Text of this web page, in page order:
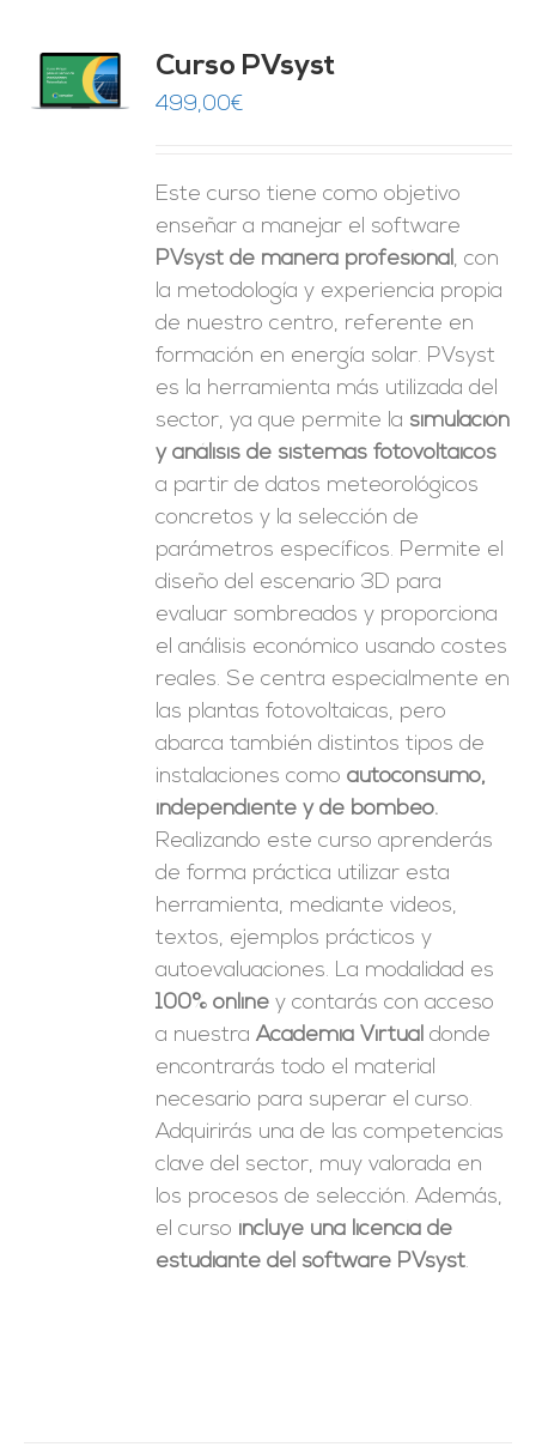
Curso PVsyst
499,00€
Este curso tiene como objetivo
enseñar a manejar el software
PVsyst de manera profesional, con
la metodología y experiencia propia
de nuestro centro, referente en
formación en energía solar. PVsyst
es la herramienta más utilizada del
sector, ya que permite la simulación
y análisis de sistemas fotovoltaicos
a partir de datos meteorológicos
concretos y la selección de
parámetros específicos. Permite el
diseño del escenario 3D para
evaluar sombreados y proporciona
el análisis económico usando costes
reales. Se centra especialmente en
las plantas fotovoltaicas, pero
abarca también distintos tipos de
instalaciones comoautoconsumo,
independiente y de bombeo.
Realizando este curso aprenderás
de forma práctica utilizar esta
herramienta, mediante videos,
textos, ejemplos prácticos y
autoevaluaciones. La modalidad es
100% online y contarás con acceso
a nuestraAcademia Virtual donde
encontrarás todo el material
necesario para superar el curso.
Adquirirás una de las competencias
clave del sector, muy valorada en
los procesos de selección. Además,
el curso incluye una licencia de
estudiante del software PVsyst.